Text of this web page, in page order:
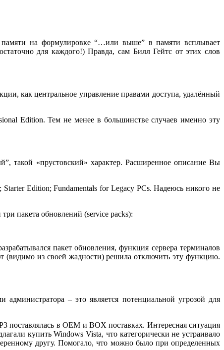
на формулировке “…или выше” в памяти всплывает
для каждого!) Правда, сам Билл Гейтс от этих слов
как центральное управление правами доступа, удалённый
Edition. Тем не менее в большинстве случаев именно эту
такой «прустовский» характер. Расширенное описание Вы
Edition; Fundamentals for Legacy PCs. Надеюсь никого не
пакета обновлений (service packs):
пакет обновления, функция сервера терминалов
(видимо из своей жадности) решила отключить эту функцию.
администратора – это является потенциальной угрозой для
поставлялась в OEM и BOX поставках. Интересная ситуация
купить Windows Vista, что категорически не устраивало
другу. Помогало, что можно было при определенных